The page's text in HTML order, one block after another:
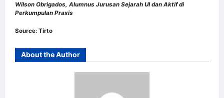
Wilson Obrigados, Alumnus Jurusan Sejarah UI dan Aktif di
Perkumpulan Praxis
Source: Tirto
About the Author